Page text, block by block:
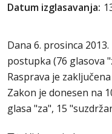
Datum izglasavanja:
Dana 6. prosinca
postupka (76 glasova
Rasprava je
Zakon je donesen na
glasa "za", 15